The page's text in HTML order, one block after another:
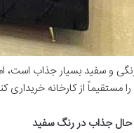
و سفید بسیار جذاب است،
مستقیماً از کارخانه خریداری
جذاب در رنگ سفید